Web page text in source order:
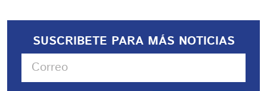
SUSCRIBETE PARA MÁS NOTICIAS